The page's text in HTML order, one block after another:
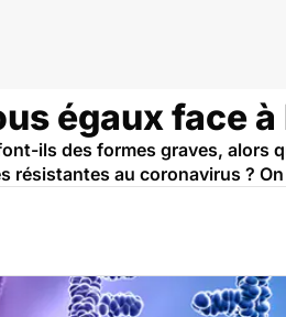
égaux face
ils des formes graves, alors
résistantes au coronavirus ?